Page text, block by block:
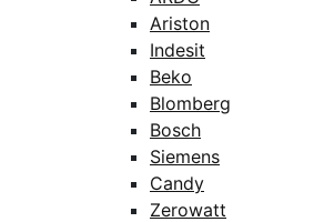
Ariston
Indesit
Beko
Blomberg
Bosch
Siemens
Candy
Zerowatt